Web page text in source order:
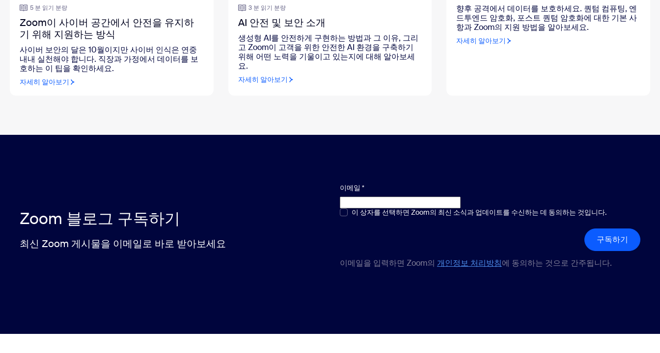
5 분 읽기 분량
Zoom이 사이버 공간에서 안전을 유지하
기 위해 지원하는 방식
사이버 보안의 달은 10월이지만 사이버 인식은 연중
내내 실천해야 합니다. 직장과 가정에서 데이터를 보
호하는 이 팁을 확인하세요.
자세히 알아보기
3 분 읽기 분량
AI 안전 및 보안 소개
생성형 AI를 안전하게 구현하는 방법과 그 이유, 그리
고 Zoom이 고객을 위한 안전한 AI 환경을 구축하기
위해 어떤 노력을 기울이고 있는지에 대해 알아보세
요.
자세히 알아보기
향후 공격에서 데이터를 보호하세요. 퀀텀 컴퓨팅, 엔
드투엔드 암호화, 포스트 퀀텀 암호화에 대한 기본 사
항과 Zoom의 지원 방법을 알아보세요.
자세히 알아보기
Zoom 블로그 구독하기
최신 Zoom 게시물을 이메일로 바로 받아보세요
이메일 *
객관식 또는 단답형*
이 상자를 선택하면 Zoom의 최신 소식과 업데이트를 수신하는 데 동의하는 것입니다.
구독하기
이메일을 입력하면 Zoom의 개인정보 처리방침에 동의하는 것으로 간주됩니다.